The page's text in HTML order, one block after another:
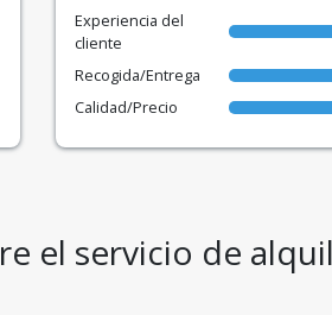
Experiencia del
cliente
Recogida/Entrega
Calidad/Precio
el servicio de